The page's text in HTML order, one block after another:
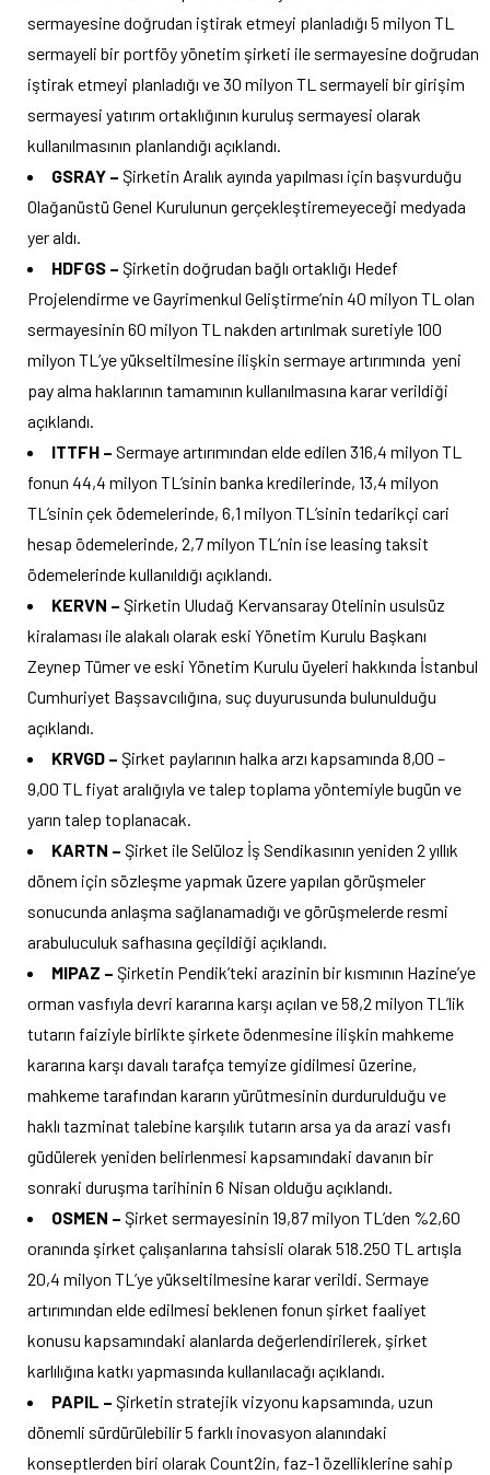
sermayesine doğrudan iştirak etmeyi planladığı 5 milyon TL
sermayeli bir portföy yönetim şirketi ile sermayesine doğrudan
iştirak etmeyi planladığı ve 30 milyon TL sermayeli bir girişim
sermayesi yatırım ortaklığının kuruluş sermayesi olarak
kullanılmasının planlandığı açıklandı.
GSRAY – Şirketin Aralık ayında yapılması için başvurduğu
Olağanüstü Genel Kurulunun gerçekleştiremeyeceği medyada
yer aldı.
HDFGS – Şirketin doğrudan bağlı ortaklığı Hedef
Projelendirme ve Gayrimenkul Geliştirme’nin 40 milyon TL olan
sermayesinin 60 milyon TL nakden artırılmak suretiyle 100
milyon TL’ye yükseltilmesine ilişkin sermaye artırımında yeni
pay alma haklarının tamamının kullanılmasına karar verildiği
açıklandı.
ITTFH – Sermaye artırımından elde edilen 316,4 milyon TL
fonun 44,4 milyon TL’sinin banka kredilerinde, 13,4 milyon
TL’sinin çek ödemelerinde, 6,1 milyon TL’sinin tedarikçi cari
hesap ödemelerinde, 2,7 milyon TL’nin ise leasing taksit
ödemelerinde kullanıldığı açıklandı.
KERVN – Şirketin Uludağ Kervansaray Otelinin usulsüz
kiralaması ile alakalı olarak eski Yönetim Kurulu Başkanı
Zeynep Tümer ve eski Yönetim Kurulu üyeleri hakkında İstanbul
Cumhuriyet Başsavcılığına, suç duyurusunda bulunulduğu
açıklandı.
KRVGD – Şirket paylarının halka arzı kapsamında 8,00 –
9,00 TL fiyat aralığıyla ve talep toplama yöntemiyle bugün ve
yarın talep toplanacak.
KARTN – Şirket ile Selüloz İş Sendikasının yeniden 2 yıllık
dönem için sözleşme yapmak üzere yapılan görüşmeler
sonucunda anlaşma sağlanamadığı ve görüşmelerde resmi
arabuluculuk safhasına geçildiği açıklandı.
MIPAZ – Şirketin Pendik’teki arazinin bir kısmının Hazine’ye
orman vasfıyla devri kararına karşı açılan ve 58,2 milyon TL’lik
tutarın faiziyle birlikte şirkete ödenmesine ilişkin mahkeme
kararına karşı davalı tarafça temyize gidilmesi üzerine,
mahkeme tarafından kararın yürütmesinin durdurulduğu ve
haklı tazminat talebine karşılık tutarın arsa ya da arazi vasfı
güdülerek yeniden belirlenmesi kapsamındaki davanın bir
sonraki duruşma tarihinin 6 Nisan olduğu açıklandı.
OSMEN – Şirket sermayesinin 19,87 milyon TL’den %2,60
oranında şirket çalışanlarına tahsisli olarak 518.250 TL artışla
20,4 milyon TL’ye yükseltilmesine karar verildi. Sermaye
artırımından elde edilmesi beklenen fonun şirket faaliyet
konusu kapsamındaki alanlarda değerlendirilerek, şirket
karlılığına katkı yapmasında kullanılacağı açıklandı.
PAPIL – Şirketin stratejik vizyonu kapsamında, uzun
dönemli sürdürülebilir 5 farklı inovasyon alanındaki
konseptlerden biri olarak Count2in, faz-1 özelliklerine sahip